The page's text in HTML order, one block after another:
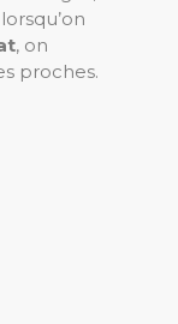
, on
proches.